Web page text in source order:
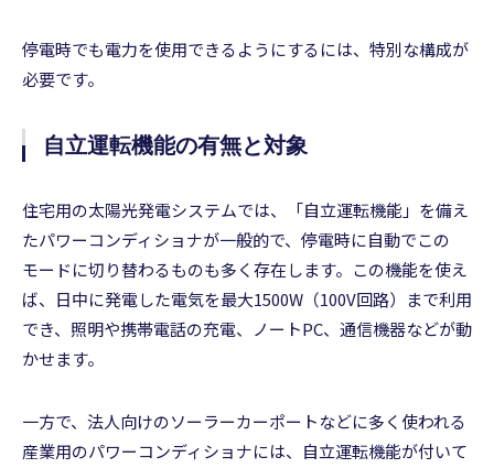
停電時でも電力を使用できるようにするには、特別な構成が
必要です。
自立運転機能の有無と対象
住宅用の太陽光発電システムでは、「自立運転機能」を備え
たパワーコンディショナが一般的で、停電時に自動でこの
モードに切り替わるものも多く存在します。この機能を使え
ば、日中に発電した電気を最大1500W（100V回路）まで利用
でき、照明や携帯電話の充電、ノートPC、通信機器などが動
かせます。
一方で、法人向けのソーラーカーポートなどに多く使われる
産業用のパワーコンディショナには、自立運転機能が付いて